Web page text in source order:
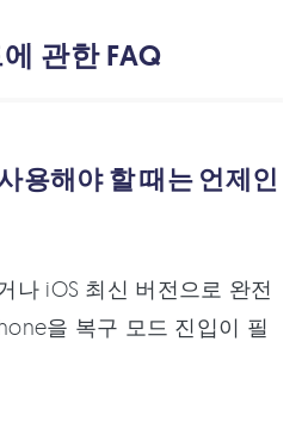
관한 FAQ
용해야 할 때는 언제인
나 iOS 최신 버전으로 완전
을 복구 모드 진입이 필